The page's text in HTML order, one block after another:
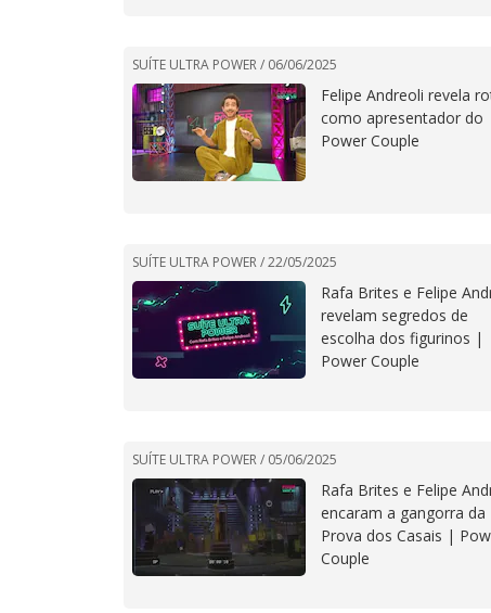
SUÍTE ULTRA POWER / 06/06/2025
Felipe Andreoli revela
como apresentador do
Power Couple
SUÍTE ULTRA POWER /22/05/2025
Rafa Brites e Felipe
revelam segredos de
escolha dos figurinos |
Power Couple
SUÍTE ULTRA POWER / 05/06/2025
Rafa Brites e Felipe
encaram a gangorra da
Prova dos Casais |
Couple